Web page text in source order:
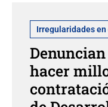
Irregularidades
hacer